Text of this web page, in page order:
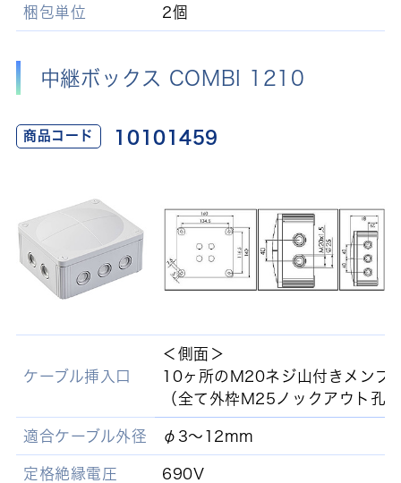
梱包単位 2個
中継ボックス COMBI 1210
商品コード 10101459
ケーブル挿入口
＜側面＞
10ヶ所のM20ネジ山付きメンブ
（全て外枠M25ノックアウト孔
適合ケーブル外径 φ3～12mm
定格絶縁電圧 690V